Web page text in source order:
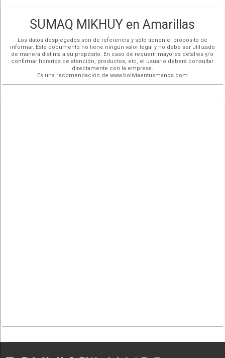
SUMAQ MIKHUY en Amarillas
Los datos desplegados son de referencia y sólo tienen el propósito de
informar. Este documento no tiene ningún valor legal y no debe ser utilizado
de manera distinta a su propósito. En caso de requerir mayores detalles y/o
confirmar horarios de atención, productos, etc, el usuario deberá consultar
directamente con la empresa.
Es una recomendación de www.boliviaentusmanos.com